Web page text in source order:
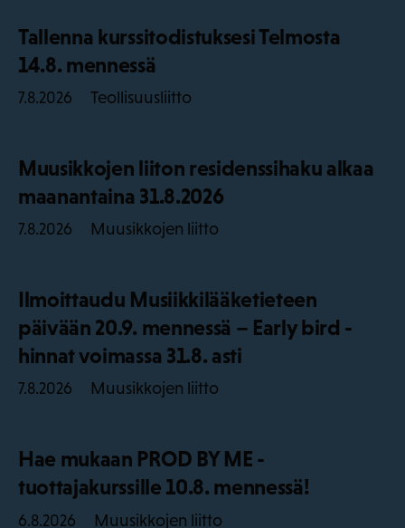
Tallenna kurssitodistuksesi Telmosta
14.8. mennessä
7.8.2026 Teollisuusliitto
Muusikkojen liiton residenssihaku alkaa
maanantaina 31.8.2026
7.8.2026 Muusikkojen liitto
Ilmoittaudu Musiikkilääketieteen
päivään 20.9. mennessä – Early bird -
hinnat voimassa 31.8. asti
7.8.2026 Muusikkojen liitto
Hae mukaan PROD BY ME -
tuottajakurssille 10.8. mennessä!
6.8.2026 Muusikkojen liitto